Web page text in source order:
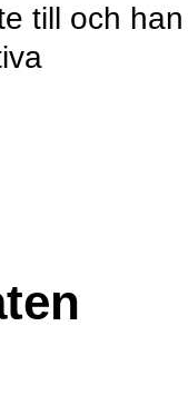
till och han